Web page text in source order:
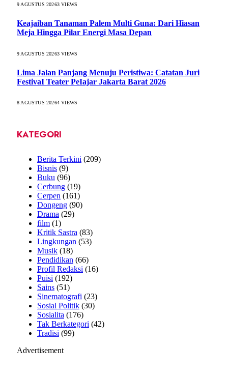
9 AGUSTUS 20263VIEWS
Keajaiban Tanaman Palem Multi Guna: Dari Hiasan
Meja Hingga Pilar Energi Masa Depan
9 AGUSTUS 20263VIEWS
Lima Jalan Panjang Menuju Peristiwa: Catatan Juri
FestivaI Teater PeIajar Jakarta Barat 2026
8 AGUSTUS 20264VIEWS
KATEGORI
Berita Terkini (209)
Bisnis (9)
Buku (96)
Cerbung (19)
Cerpen (161)
Dongeng (90)
Drama (29)
film (1)
Kritik Sastra (83)
Lingkungan (53)
Musik (18)
Pendidikan (66)
Profil Redaksi (16)
Puisi (192)
Sains (51)
Sinematografi (23)
Sosial Politik (30)
Sosialita (176)
Tak Berkategori (42)
Tradisi (99)
Advertisement